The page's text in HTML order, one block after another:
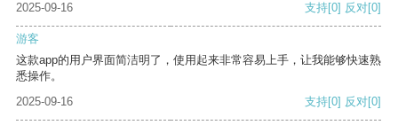
2025-09-16 支持[0] 反对[0]
游客
这款app的用户界面简洁明了，使用起来非常容易上手，让我能够快速熟
悉操作。
2025-09-16
支持[0] 反对[0]